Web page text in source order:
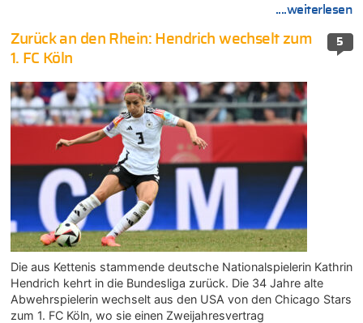
....weiterlesen
5
Zurück an den Rhein: Hendrich wechselt zum
1. FC Köln
Die aus Kettenis stammende deutsche Nationalspielerin Kathrin
Hendrich kehrt in die Bundesliga zurück. Die 34 Jahre alte
Abwehrspielerin wechselt aus den USA von den Chicago Stars
zum 1. FC Köln, wo sie einen Zweijahresvertrag